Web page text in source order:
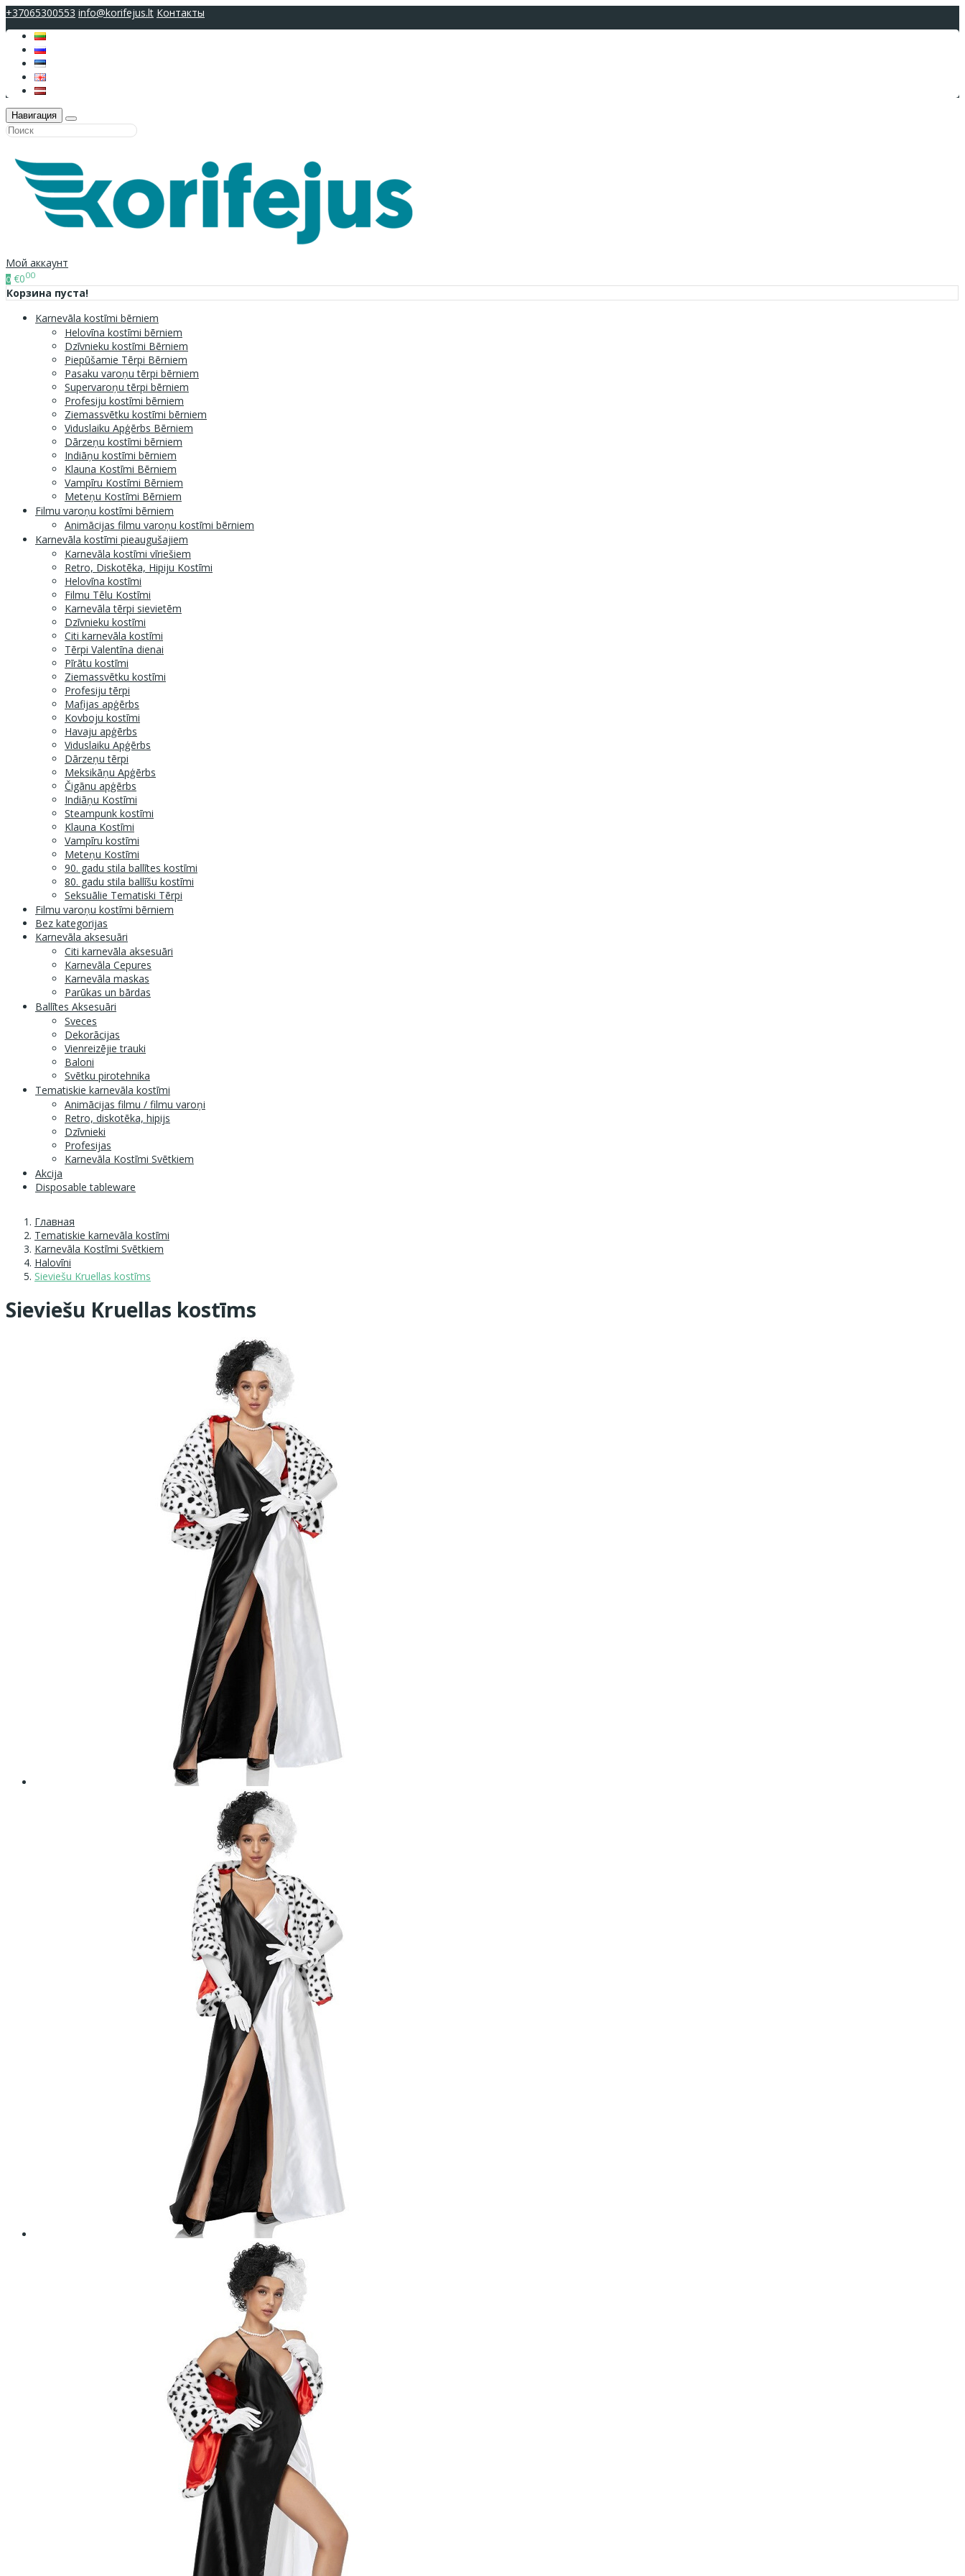
+37065300553 info@korifejus.lt Контакты
Навигация
Мой аккаунт
0 €000
Корзина пуста!
Karnevāla kostīmi bērniem
Helovīna kostīmi bērniem
Dzīvnieku kostīmi Bērniem
Piepūšamie Tērpi Bērniem
Pasaku varoņu tērpi bērniem
Supervaroņu tērpi bērniem
Profesiju kostīmi bērniem
Ziemassvētku kostīmi bērniem
Viduslaiku Apģērbs Bērniem
Dārzeņu kostīmi bērniem
Indiāņu kostīmi bērniem
Klauna Kostīmi Bērniem
Vampīru Kostīmi Bērniem
Meteņu Kostīmi Bērniem
Filmu varoņu kostīmi bērniem
Animācijas filmu varoņu kostīmi bērniem
Karnevāla kostīmi pieaugušajiem
Karnevāla kostīmi vīriešiem
Retro, Diskotēka, Hipiju Kostīmi
Helovīna kostīmi
Filmu Tēlu Kostīmi
Karnevāla tērpi sievietēm
Dzīvnieku kostīmi
Citi karnevāla kostīmi
Tērpi Valentīna dienai
Pīrātu kostīmi
Ziemassvētku kostīmi
Profesiju tērpi
Mafijas apģērbs
Kovboju kostīmi
Havaju apģērbs
Viduslaiku Apģērbs
Dārzeņu tērpi
Meksikāņu Apģērbs
Čigānu apģērbs
Indiāņu Kostīmi
Steampunk kostīmi
Klauna Kostīmi
Vampīru kostīmi
Meteņu Kostīmi
90. gadu stila ballītes kostīmi
80. gadu stila ballīšu kostīmi
Seksuālie Tematiski Tērpi
Filmu varoņu kostīmi bērniem
Bez kategorijas
Karnevāla aksesuāri
Citi karnevāla aksesuāri
Karnevāla Cepures
Karnevāla maskas
Parūkas un bārdas
Ballītes Aksesuāri
Sveces
Dekorācijas
Vienreizējie trauki
Baloni
Svētku pirotehnika
Tematiskie karnevāla kostīmi
Animācijas filmu / filmu varoņi
Retro, diskotēka, hipijs
Dzīvnieki
Profesijas
Karnevāla Kostīmi Svētkiem
Akcija
Disposable tableware
Главная
Tematiskie karnevāla kostīmi
Karnevāla Kostīmi Svētkiem
Halovīni
Sieviešu Kruellas kostīms
Sieviešu Kruellas kostīms